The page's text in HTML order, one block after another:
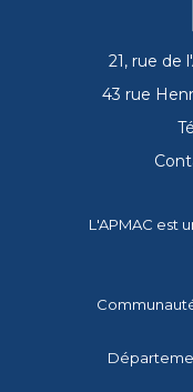
21, rue de
43 rue
L'APMAC est